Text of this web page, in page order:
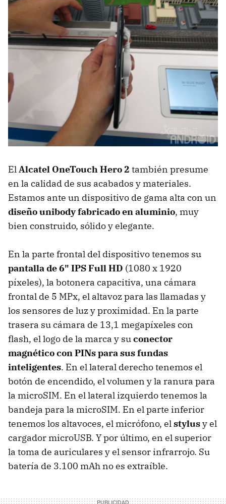
ElAlcatel OneTouch Hero 2 también presume
en la calidad de sus acabados y materiales.
Estamos ante un dispositivo de gama alta con un
diseño unibody fabricado en aluminio, muy
bien construido, sólido y elegante.
En la parte frontal del dispositivo tenemos su
pantalla de 6" IPS Full HD (1080 x 1920
píxeles), la botonera capacitiva, una cámara
frontal de 5 MPx, el altavoz para las llamadas y
los sensores de luz y proximidad. En la parte
trasera su cámara de 13,1 megapíxeles con
flash, el logo de la marca y suconector
magnético con PINs para sus fundas
inteligentes. En el lateral derecho tenemos el
botón de encendido, el volumen y la ranura para
la microSIM. En el lateral izquierdo tenemos la
bandeja para la microSIM. En el parte inferior
tenemos los altavoces, el micrófono, elstylusy el
cargador microUSB. Y por último, en el superior
la toma de auriculares y el sensor infrarrojo. Su
batería de 3.100 mAh no es extraíble.